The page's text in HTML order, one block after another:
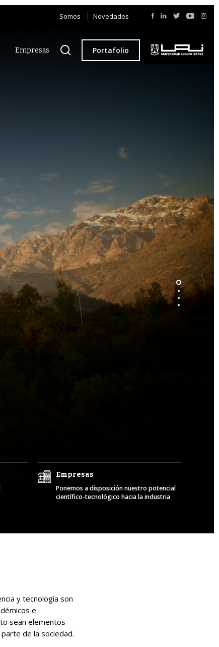
Somos Novedades
Empresas Portafolio
Empresas
Ponemos a disposición nuestro potencial
científico-tecnológico hacia la industria
y tecnología son
e
sean elementos
de la sociedad.